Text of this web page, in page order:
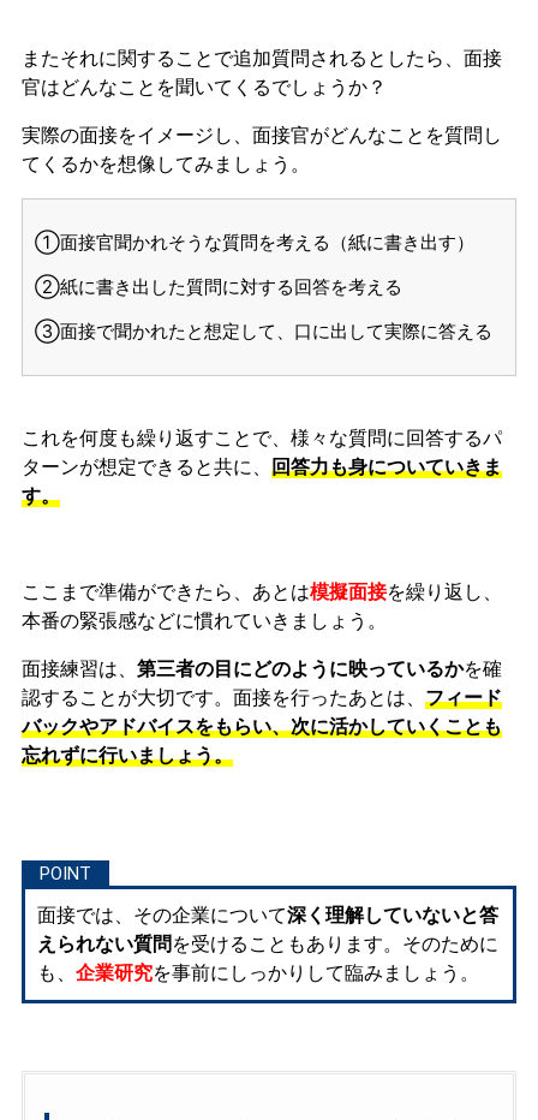
またそれに関することで追加質問されるとしたら、面接
官はどんなことを聞いてくるでしょうか？
実際の面接をイメージし、面接官がどんなことを質問し
てくるかを想像してみましょう。
①面接官聞かれそうな質問を考える（紙に書き出す）
②紙に書き出した質問に対する回答を考える
③面接で聞かれたと想定して、口に出して実際に答える
これを何度も繰り返すことで、様々な質問に回答するパ
ターンが想定できると共に、 回答力も身についていきま
す。
ここまで準備ができたら、あとは模擬面接を繰り返し、
本番の緊張感などに慣れていきましょう。
面接練習は、 第三者の目にどのように映っているかを確
認することが大切です。面接を行ったあとは、 フィード
バックやアドバイスをもらい、次に活かしていくことも
忘れずに行いましょう。
面接では、その企業について深く理解していないと答
えられない質問 を受けることもあります。そのために
も、 企業研究を事前にしっかりして臨みましょう。